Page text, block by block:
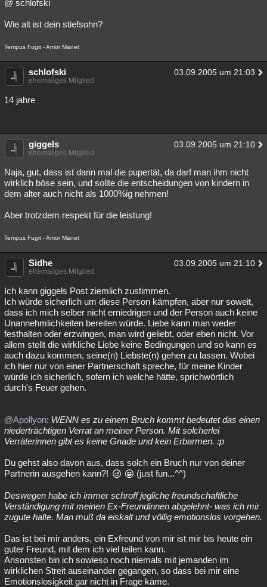
@ schlofski
Wie alt ist dein stiefsohn?
Tempus Fugit - Amor Manet
schlofski 03.09.2005 um 21:03
ehemaliges Mitglied
14 jahre
giggels 03.09.2005 um 21:10
ehemaliges Mitglied
Naja, gut, dass ist dann mal die pupertät, da darf man ihm nicht
wirklich böse sein, und sollte die entscheidungen von kindern in
dem alter auch nicht als 1000%ig nehmen!
Aber trotzdem respekt für die leistung!
Tempus Fugit - Amor Manet
Sidhe 03.09.2005 um 21:10
ehemaliges Mitglied
Ich kann giggels Post ziemlich zustimmen.
Ich würde sicherlich um diese Person kämpfen, aber nur soweit,
dass ich mich selber nicht erniedrigen und der Person auch keine
Unannehmlichkeiten bereiten würde. Liebe kann man weder
festhalten oder erzwingen, man wird geliebt, oder eben nicht. Vor
allem stellt die wirkliche Liebe keine Bedingungen und so kann es
auch dazu kommen, seine(n) Liebste(n) gehen zu lassen. Wobei
ich hier nur von einer Partnerschaft spreche, für meine Kinder
würde ich sicherlich, sofern ich welche hätte, sprichwörtlich
durch's Feuer gehen.
@Apollyon: WENN es zu einem Bruch kommt bedeutet das einen
niederträchtigen Verrat an meiner Person. Mit solcherlei
Verräterinnen gibt es keine Gnade und kein Erbarmen. :p
Du gehst also davon aus, dass solch ein Bruch nur von deiner
Partnerin ausgehen kann?!
(just fun...^^)
Deswegen habe ich immer schroff jegliche freundschaftliche
Verständigung mit meinen Ex-Freundinnen abgelehnt- was ich mir
zugute halte. Man muß da eiskalt und völlig emotionslos vorgehen.
Das ist bei mir anders, ein Exfreund von mir ist mir bis heute ein
guter Freund, mit dem ich viel teilen kann.
Ansonsten bin ich sowieso noch niemals mit jemanden im
wirklichen Streit auseinander gegangen, so dass bei mir eine
Emotionslosigkeit gar nicht in Frage käme.